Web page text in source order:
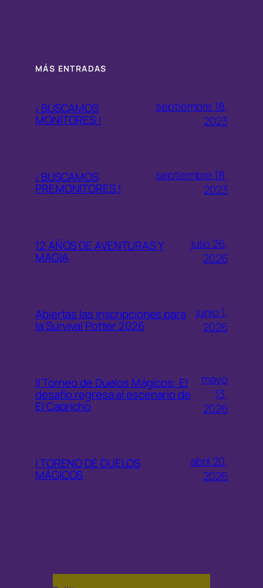
MÁS ENTRADAS
¡ BUSCAMOS
MONITORES !
septiembre 18,
2023
¡ BUSCAMOS
PREMONITORES !
septiembre 18,
2023
12 AÑOS DE AVENTURAS Y
MAGIA
julio 26,
2026
Abiertas las inscripciones para
la Survival Potter 2026
junio 1,
2026
II Torneo de Duelos Mágicos: El
desafío regresa al escenario de
El Capricho
mayo
13,
2026
I TORENO DE DUELOS
MÁGICOS
abril 20,
2026